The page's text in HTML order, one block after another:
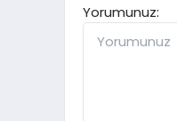
Yorumunuz: